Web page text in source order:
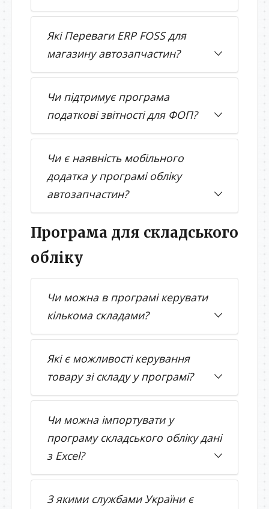
Які Переваги ERP FOSS для
магазину автозапчастин?
Чи підтримує програма
податкові звітності для ФОП?
Чи є наявність мобільного
додатка у програмі обліку
автозапчастин?
Програма для складського
обліку
Чи можна в програмі керувати
кількома складами?
Які є можливості керування
товару зі складу у програмі?
Чи можна імпортувати у
програму складського обліку дані
з Excel?
З якими службами України є